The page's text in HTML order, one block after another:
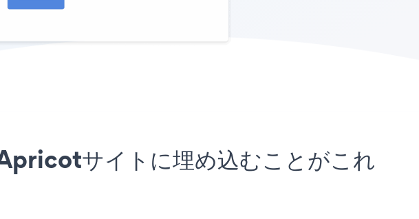
サイトに埋め込むことがこれ